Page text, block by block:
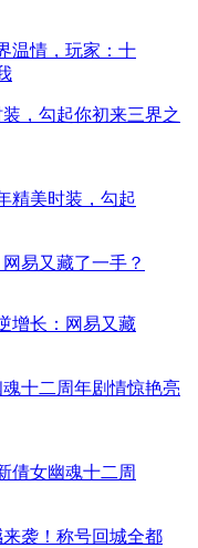
，勾起你初来三界之
易又藏了一手？
十二周年剧情惊艳亮
来袭！称号回城全都